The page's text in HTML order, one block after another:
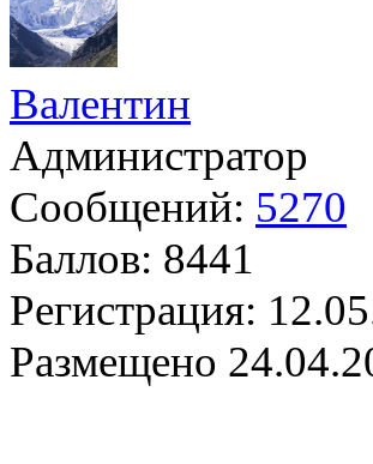
Валентин
Администратор
Сообщений: 5270
Баллов: 8441
Регистрация:
Размещено